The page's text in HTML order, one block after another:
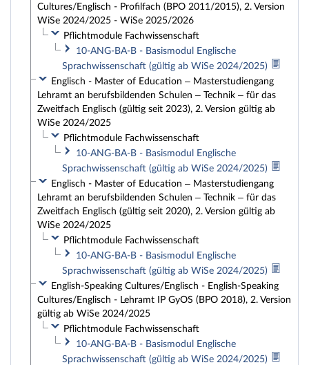
Cultures/Englisch - Profilfach (BPO 2011/2015), 2. Version
WiSe 2024/2025 - WiSe 2025/2026
Pflichtmodule Fachwissenschaft
10-ANG-BA-B - Basismodul Englische
Sprachwissenschaft (gültig ab WiSe 2024/2025)
Englisch - Master of Education – Masterstudiengang
Lehramt an berufsbildenden Schulen – Technik – für das
Zweitfach Englisch (gültig seit 2023), 2. Version gültig ab
WiSe 2024/2025
Pflichtmodule Fachwissenschaft
10-ANG-BA-B - Basismodul Englische
Sprachwissenschaft (gültig ab WiSe 2024/2025)
Englisch - Master of Education – Masterstudiengang
Lehramt an berufsbildenden Schulen – Technik – für das
Zweitfach Englisch (gültig seit 2020), 2. Version gültig ab
WiSe 2024/2025
Pflichtmodule Fachwissenschaft
10-ANG-BA-B - Basismodul Englische
Sprachwissenschaft (gültig ab WiSe 2024/2025)
English-Speaking Cultures/Englisch - English-Speaking
Cultures/Englisch - Lehramt IP GyOS (BPO 2018), 2. Version
gültig ab WiSe 2024/2025
Pflichtmodule Fachwissenschaft
10-ANG-BA-B - Basismodul Englische
Sprachwissenschaft (gültig ab WiSe 2024/2025)